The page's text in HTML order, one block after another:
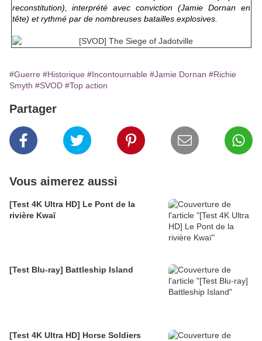
reconstitution), interprété avec conviction (Jamie Dornan en
tête) et rythmé par de nombreuses batailles explosives.
#Guerre #Historique #Incontournable #Jamie Dornan #Richie
Smyth #SVOD #Top action
Partager
Vous aimerez aussi
[Test 4K Ultra HD] Le Pont de la
rivière Kwaï
[Test Blu-ray] Battleship Island
[Test 4K Ultra HD] Horse Soldiers